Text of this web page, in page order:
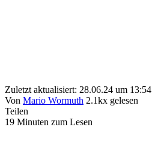
Zuletzt aktualisiert: 28.06.24 um 13:54
Von Mario Wormuth 2.1kx gelesen
Teilen
19 Minuten zum Lesen